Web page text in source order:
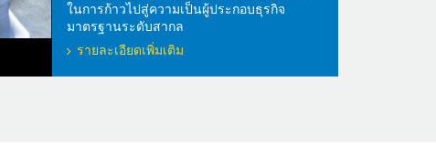
ในการก้าวไปสู่ความเป็นผู้ประกอบธุรกิจ
มาตรฐานระดับสากล
รายละเอียดเพิ่มเติม